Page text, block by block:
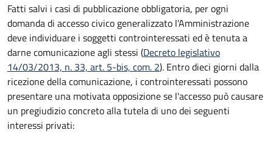
Fatti salvi i casi di pubblicazione obbligatoria, per ogni
domanda di accesso civico generalizzato l'Amministrazione
deve individuare i soggetti controinteressati ed è tenuta a
darne comunicazione agli stessi (Decreto legislativo
14/03/2013, n. 33, art. 5-bis, com. 2). Entro dieci giorni dalla
ricezione della comunicazione, i controinteressati possono
presentare una motivata opposizione se l'accesso può causare
un pregiudizio concreto alla tutela di uno dei seguenti
interessi privati: